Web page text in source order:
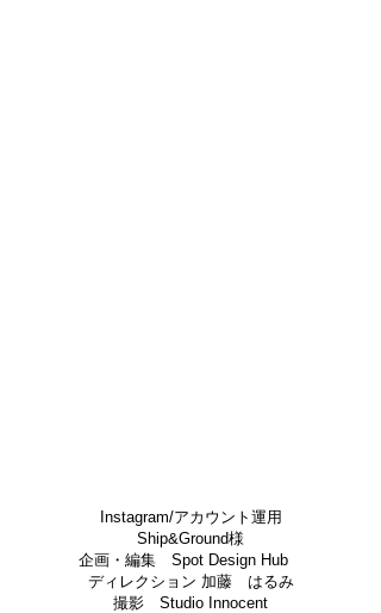
​Instagram/アカウント運用
Ship&Ground様
企画・編集 Spot Design Hub
ディレクション 加藤 はるみ
撮影 Studio Innocent